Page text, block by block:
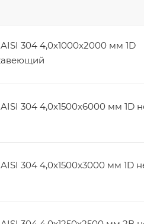
304 4,0x1000x2000 мм 1D